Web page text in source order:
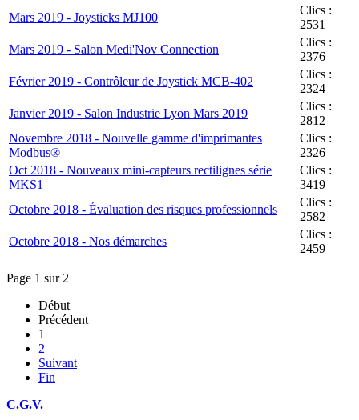
Mars 2019 - Joysticks MJ100
Clics :
2531
Mars 2019 - Salon Medi'Nov Connection
Clics :
2376
Février 2019 - Contrôleur de Joystick MCB-402
Clics :
2324
Janvier 2019 - Salon Industrie Lyon Mars 2019
Clics :
2812
Novembre 2018 - Nouvelle gamme d'imprimantes
Modbus®
Clics :
2326
Oct 2018 - Nouveaux mini-capteurs rectilignes série
MKS1
Clics :
3419
Octobre 2018 - Évaluation des risques professionnels
Clics :
2582
Octobre 2018 - Nos démarches
Clics :
2459
Page 1 sur 2
Début
Précédent
1
2
Suivant
Fin
C.G.V.